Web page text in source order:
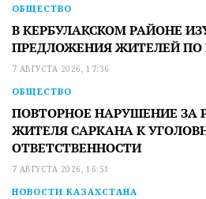
ОБЩЕСТВО
В КЕРБУЛАКСКОМ РАЙОНЕ
ПРЕДЛОЖЕНИЯ ЖИТЕЛЕЙ ПО
7 АВГУСТА 2026, 17:36
ОБЩЕСТВО
ПОВТОРНОЕ НАРУШЕНИЕ ЗА
ЖИТЕЛЯ САРКАНА К
ОТВЕТСТВЕННОСТИ
7 АВГУСТА 2026, 16:51
НОВОСТИ КАЗАХСТАНА